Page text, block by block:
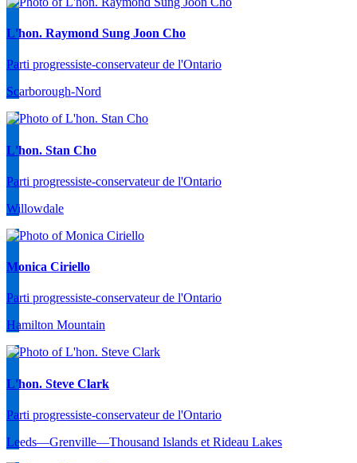
L'hon. Raymond Sung Joon Cho
Parti progressiste-conservateur de l'Ontario
Scarborough-Nord
L'hon. Stan Cho
Parti progressiste-conservateur de l'Ontario
Willowdale
Monica Ciriello
Parti progressiste-conservateur de l'Ontario
Hamilton Mountain
L'hon. Steve Clark
Parti progressiste-conservateur de l'Ontario
Leeds—Grenville—Thousand Islands et Rideau Lakes